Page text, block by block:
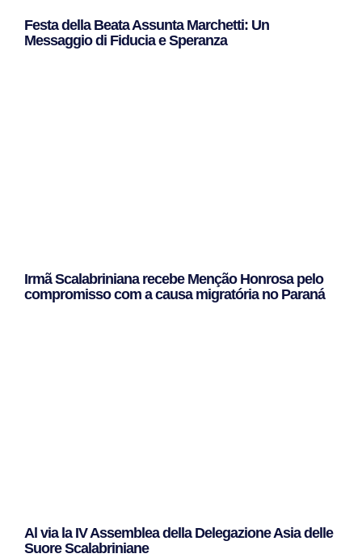
Festa della Beata Assunta Marchetti: Un
Messaggio di Fiducia e Speranza
Irmã Scalabriniana recebe Menção Honrosa pelo
compromisso com a causa migratória no Paraná
Al via la IV Assemblea della Delegazione Asia delle
Suore Scalabriniane